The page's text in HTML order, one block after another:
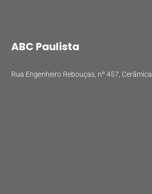
ABC Paulista
.
Rua Engenheiro Rebouças, nº 457, Cerâmica